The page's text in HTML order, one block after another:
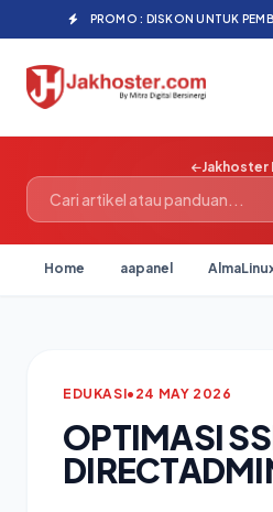
PROMO : DISKON UNTUK
Jakhoster
Home aapanel
EDUKASI• 24 MAY 2026
OPTIMASI